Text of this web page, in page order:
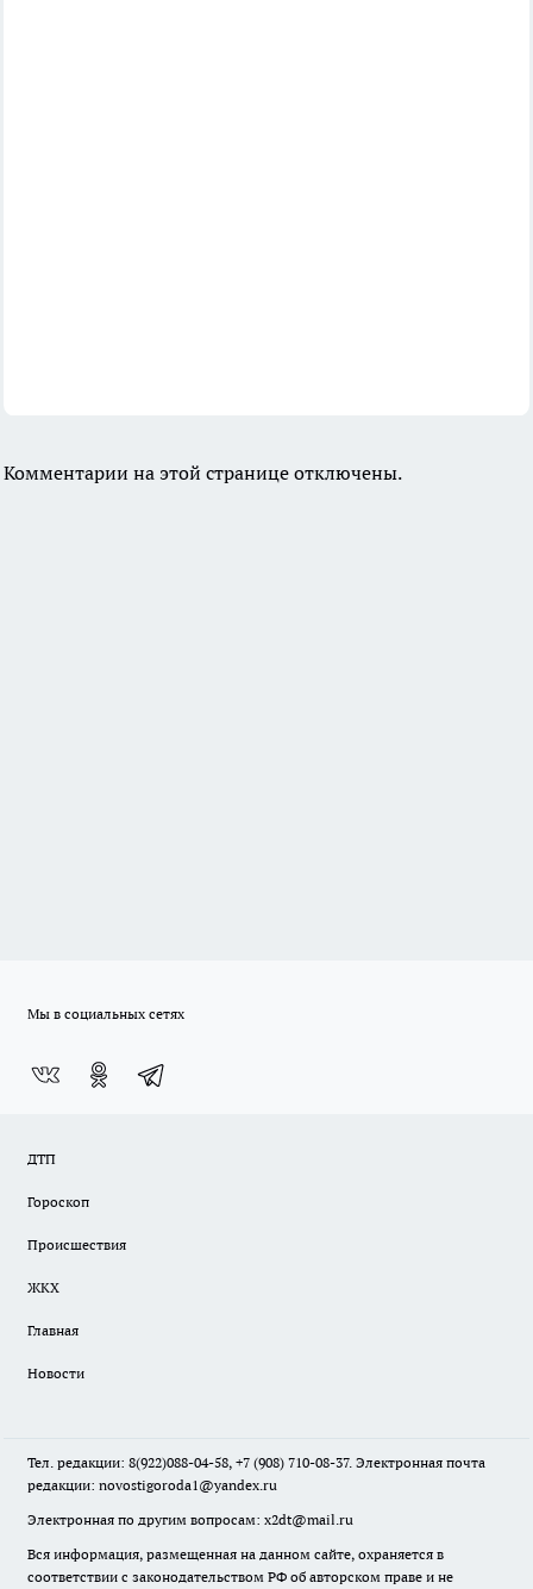
Комментарии на этой странице отключены.
Мы в социальных сетях
ДТП
Гороскоп
Происшествия
ЖКХ
Главная
Новости
Тел. редакции: 8(922)088-04-58, +7 (908) 710-08-37. Электронная почта
редакции: novostigoroda1@yandex.ru
Электронная по другим вопросам: x2dt@mail.ru
Вся информация, размещенная на данном сайте, охраняется в
соответствии с законодательством РФ об авторском праве и не